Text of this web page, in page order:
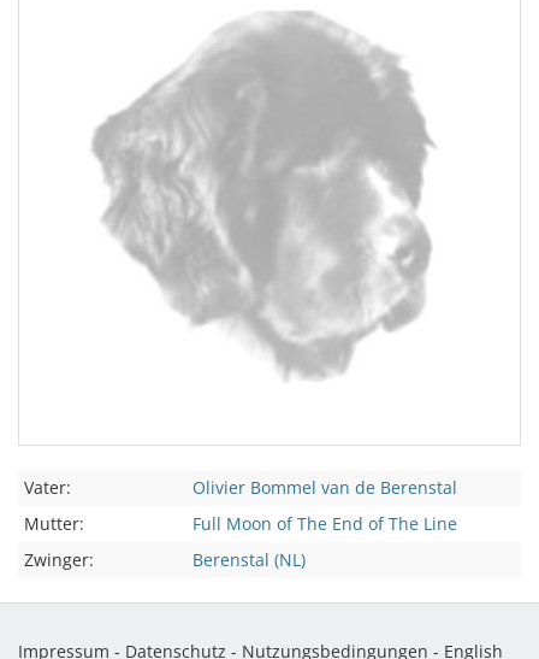
Vater:
Olivier Bommel van de Berenstal
Mutter:
Full Moon of The End of The Line
Zwinger:
Berenstal (NL)
Impressum - Datenschutz - Nutzungsbedingungen - English